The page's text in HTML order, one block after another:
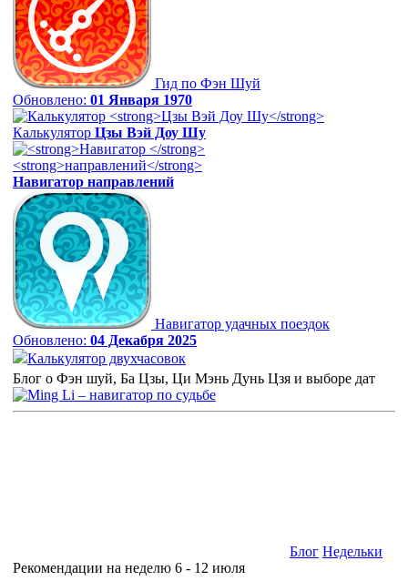
Гид по Фэн Шуй
Обновлено: 01 Января 1970
Калькулятор Цзы Вэй Доу Шу
Навигатор направлений
Навигатор удачных поездок
Обновлено: 04 Декабря 2025
Калькулятор двухчасовок
Блог о Фэн шуй, Ба Цзы, Ци Мэнь Дунь Цзя и выборе дат
Блог Недельки
Рекомендации на неделю 6 - 12 июля